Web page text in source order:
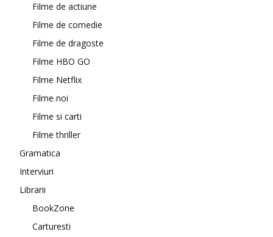
Filme de actiune
Filme de comedie
Filme de dragoste
Filme HBO GO
Filme Netflix
Filme noi
Filme si carti
Filme thriller
Gramatica
Interviuri
Librarii
BookZone
Carturesti